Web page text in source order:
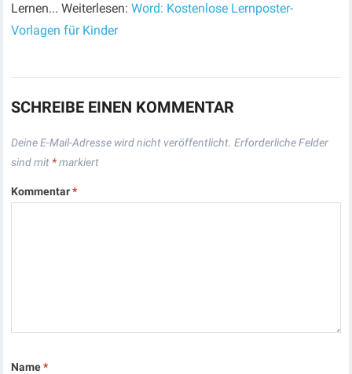
Lernen... Weiterlesen:Word: Kostenlose Lernposter-
Vorlagen für Kinder
SCHREIBE EINEN KOMMENTAR
Deine E-Mail-Adresse wird nicht veröffentlicht. Erforderliche Felder
sind mit *markiert
Kommentar*
Name*